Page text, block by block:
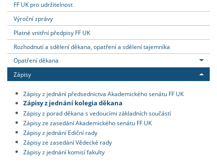
FF UK pro udržitelnost
Výroční zprávy
Platné vnitřní předpisy FF UK
Rozhodnutí a sdělení děkana, opatření a sdělení tajemníka
Opatření děkana
Zápisy
Zápisy z jednání předsednictva Akademického senátu FF UK
Zápisy z jednání kolegia děkana
Zápisy z porad děkana s vedoucími základních součástí
Zápisy ze zasedání Akademického senátu FF UK
Zápisy z jednání Ediční rady
Zápisy ze zasedání Vědecké rady
Zápisy z jednání komisí fakulty